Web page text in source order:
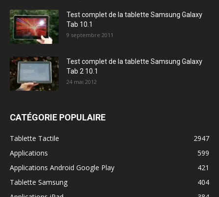
Test complet de la tablette Samsung Galaxy
Tab 10.1
9 septembre 2011
Test complet de la tablette Samsung Galaxy
Tab 2 10.1
24 mai 2012
CATÉGORIE POPULAIRE
Tablette Tactile
2947
Applications
599
Applications Android Google Play
421
Tablette Samsung
404